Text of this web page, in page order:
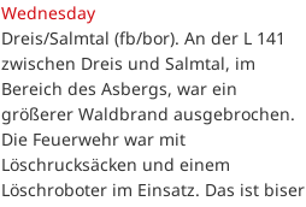
Wednesday
Dreis/Salmtal (fb/bor). An der L 141
zwischen Dreis und Salmtal, im
Bereich des Asbergs, war ein
größerer Waldbrand ausgebrochen.
Die Feuerwehr war mit
Löschrucksäcken und einem
Löschroboter im Einsatz. Das ist biser